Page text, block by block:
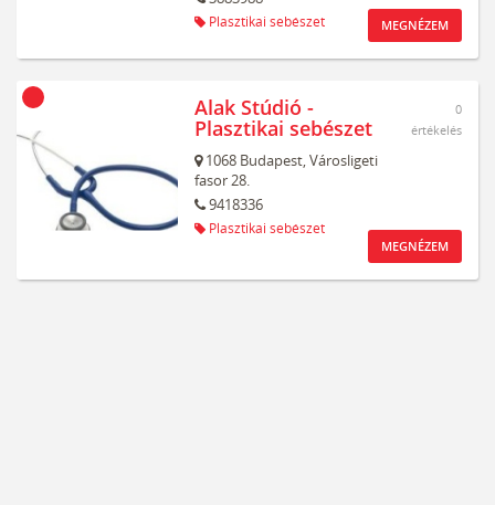
Plasztikai sebészet MEGNÉZEM
Alak Stúdió -
Plasztikai sebészet
1068 Budapest,Városligeti
fasor 28.
9418336
Plasztikai sebészet
0
értékelés
MEGNÉZEM